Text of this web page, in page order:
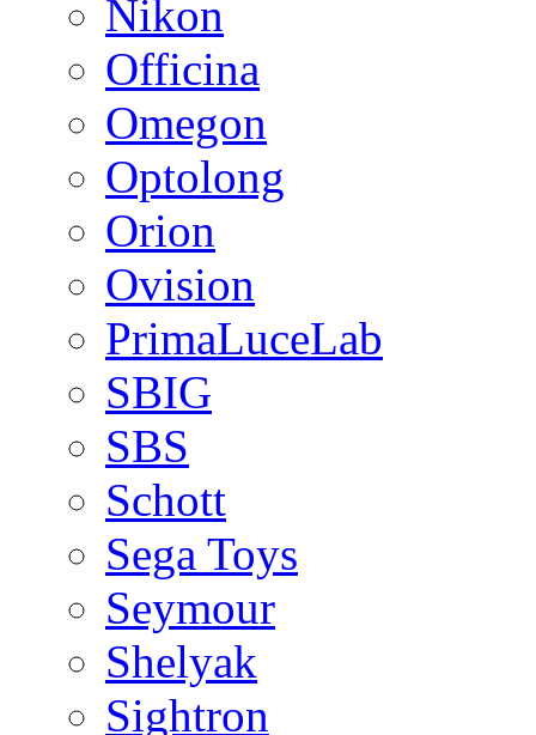
Nikon
Officina
Omegon
Optolong
Orion
Ovision
PrimaLuceLab
SBIG
SBS
Schott
Sega Toys
Seymour
Shelyak
Sightron